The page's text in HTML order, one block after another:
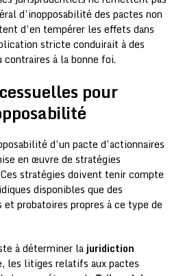
d’inopposabilité des pactes non
d’en tempérer les effets dans
stricte conduirait à des
à la bonne foi.
pour
d’un pacte d’actionnaires
en œuvre de stratégies
stratégies doivent tenir compte
disponibles que des
probatoires propres à ce type de
à déterminer la juridiction
les litiges relatifs aux pactes